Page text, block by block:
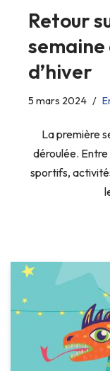
Retour
semaine
d’hiver
5 mars 2024
La première
déroulée.
sportifs,